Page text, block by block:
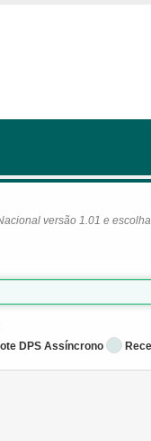
versão 1.01 e
DPS Assíncrono